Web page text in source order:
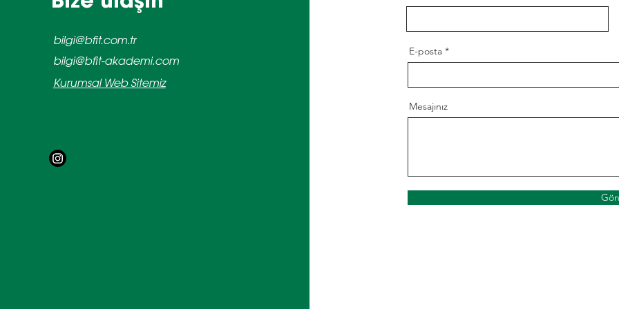
bilgi@bfit.com.tr
bilgi@bfit-akademi.com
Kurumsal Web Sitemiz
E-posta
Mesajınız